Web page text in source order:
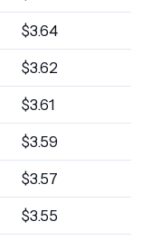
$3.64
$3.62
$3.61
$3.59
$3.57
$3.55